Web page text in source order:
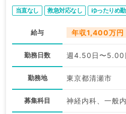
当直なし 救急対応なし ゆったりめ
給与 年収1,400万円
勤務日数 週4.50日〜5.00
勤務地 東京都清瀬市
募集科目 神経内科、一般